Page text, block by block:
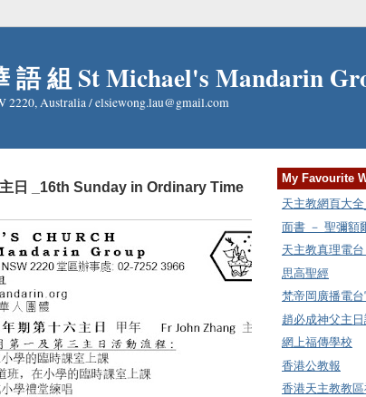
語 組 St Michael's Mandarin
2220, Australia / elsiewong.lau@gmail.com
日 _16th Sunday in Ordinary Time
My Favourite
天主教網頁大
面書 － 聖彌額
天主教真理電
思高聖經
梵帝岡廣播電
趙必成神父主
網上福傳學校
香港公教報
香港天主教教